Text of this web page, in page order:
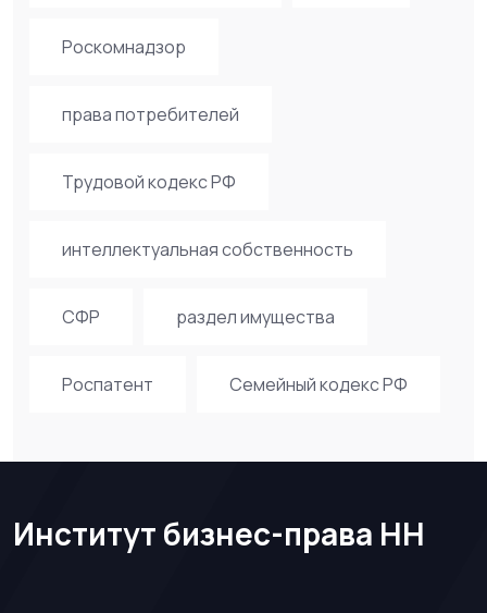
Роскомнадзор
права потребителей
Трудовой кодекс РФ
интеллектуальная собственность
СФР раздел имущества
Роспатент Семейный кодекс РФ
Институт бизнес-права НН